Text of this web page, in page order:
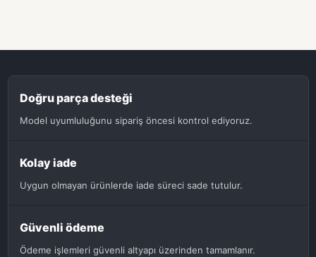
Doğru parça desteği
Model uyumluluğunu sipariş öncesi kontrol ediyoruz.
Kolay iade
Uygun olmayan ürünlerde iade süreci sade tutulur.
Güvenli ödeme
Ödeme işlemleri güvenli altyapı üzerinden tamamlanır.